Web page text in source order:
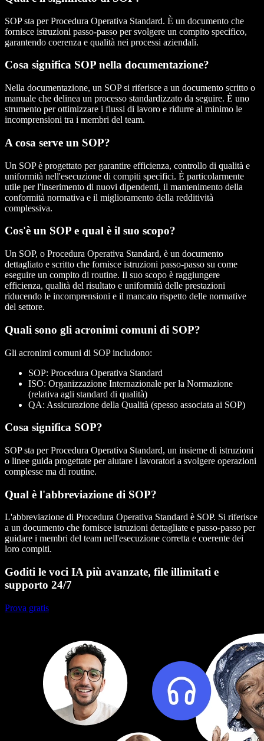
SOP sta per Procedura Operativa Standard. È un documento che
fornisce istruzioni passo-passo per svolgere un compito specifico,
garantendo coerenza e qualità nei processi aziendali.
Cosa significa SOP nella documentazione?
Nella documentazione, un SOP si riferisce a un documento scritto o
manuale che delinea un processo standardizzato da seguire. È uno
strumento per ottimizzare i flussi di lavoro e ridurre al minimo le
incomprensioni tra i membri del team.
A cosa serve un SOP?
Un SOP è progettato per garantire efficienza, controllo di qualità e
uniformità nell'esecuzione di compiti specifici. È particolarmente
utile per l'inserimento di nuovi dipendenti, il mantenimento della
conformità normativa e il miglioramento della redditività
complessiva.
Cos'è un SOP e qual è il suo scopo?
Un SOP, o Procedura Operativa Standard, è un documento
dettagliato e scritto che fornisce istruzioni passo-passo su come
eseguire un compito di routine. Il suo scopo è raggiungere
efficienza, qualità del risultato e uniformità delle prestazioni
riducendo le incomprensioni e il mancato rispetto delle normative
del settore.
Quali sono gli acronimi comuni di SOP?
Gli acronimi comuni di SOP includono:
SOP: Procedura Operativa Standard
ISO: Organizzazione Internazionale per la Normazione
(relativa agli standard di qualità)
QA: Assicurazione della Qualità (spesso associata ai SOP)
Cosa significa SOP?
SOP sta per Procedura Operativa Standard, un insieme di istruzioni
o linee guida progettate per aiutare i lavoratori a svolgere operazioni
complesse ma di routine.
Qual è l'abbreviazione di SOP?
L'abbreviazione di Procedura Operativa Standard è SOP. Si riferisce
a un documento che fornisce istruzioni dettagliate e passo-passo per
guidare i membri del team nell'esecuzione corretta e coerente dei
loro compiti.
Goditi le voci IA più avanzate, file illimitati e
supporto 24/7
Prova gratis